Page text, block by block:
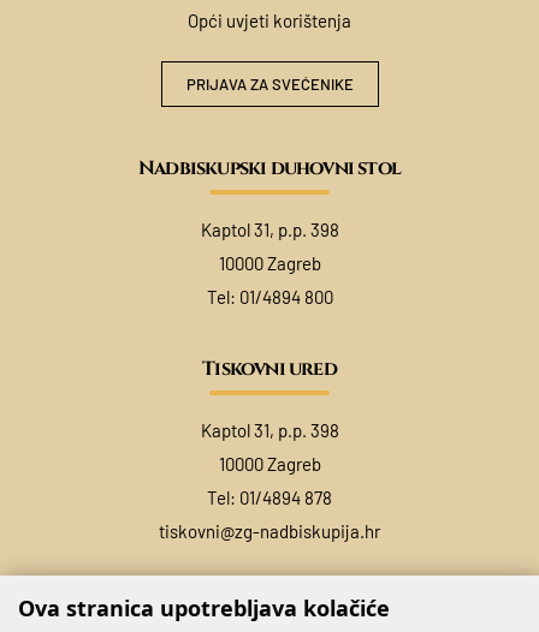
Opći uvjeti korištenja
PRIJAVA ZA SVEĆENIKE
Nadbiskupski duhovni stol
Kaptol 31, p.p. 398
10000 Zagreb
Tel: 01/4894 800
Tiskovni ured
Kaptol 31, p.p. 398
10000 Zagreb
Tel: 01/4894 878
tiskovni@zg-nadbiskupija.hr
Ova stranica upotrebljava kolačiće